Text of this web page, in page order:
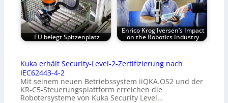
EU belegt Spitzenplatz
Enrico Krog Iversen’s Impact
on the Robotics Industry
Kuka erhält Security-Level-2-Zertifizierung nach
IEC62443-4-2
Mit seinem neuen Betriebssystem iiQKA.OS2 und der
KR-C5-Steuerungsplattform erreichen die
Robotersysteme von Kuka Security Level…